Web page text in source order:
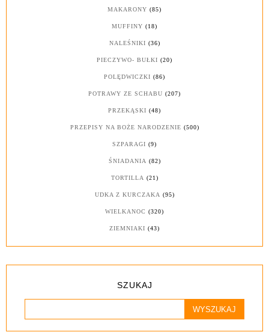
MAKARONY (85)
MUFFINY (18)
NALEŚNIKI (36)
PIECZYWO- BUŁKI (20)
POLĘDWICZKI (86)
POTRAWY ZE SCHABU (207)
PRZEKĄSKI (48)
PRZEPISY NA BOŻE NARODZENIE (500)
SZPARAGI (9)
ŚNIADANIA (82)
TORTILLA (21)
UDKA Z KURCZAKA (95)
WIELKANOC (320)
ZIEMNIAKI (43)
SZUKAJ